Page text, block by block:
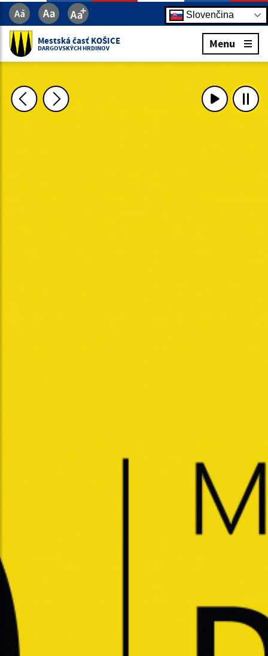
Slovenčina
Mestská časť KOŠICE
DARGOVSKÝCH HRDINOV Menu